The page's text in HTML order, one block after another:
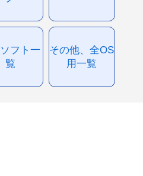
フト一
覧
その他、全OS
用一覧